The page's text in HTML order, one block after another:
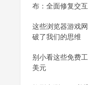
布：全面修复交
这些浏览器游戏
破了我们的思维
别小看这些免费
美元